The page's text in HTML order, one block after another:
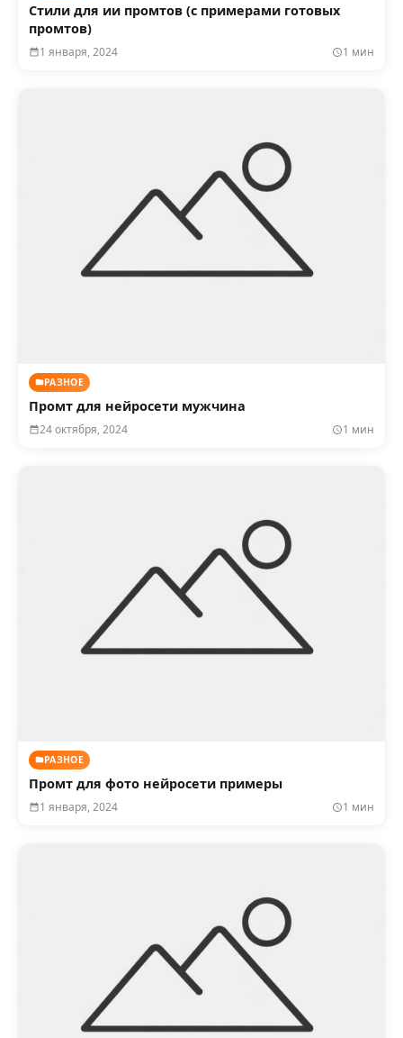
Стили для ии промтов (с примерами готовых
промтов)
1 января, 2024 1 мин
РАЗНОЕ
Промт для нейросети мужчина
24 октября, 2024 1 мин
РАЗНОЕ
Промт для фото нейросети примеры
1 января, 2024 1 мин